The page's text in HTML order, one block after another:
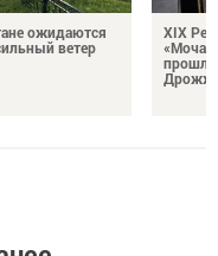
ожидаются
ветер
XIX